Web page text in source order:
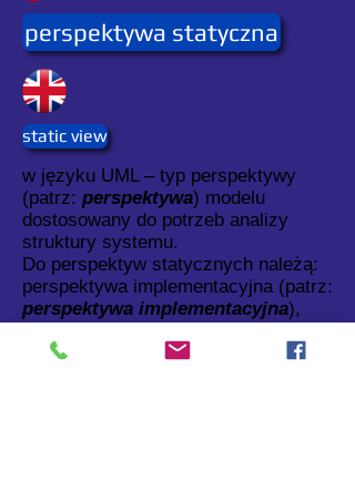
perspektywa statyczna
static view
w języku UML – typ perspektywy
(patrz: perspektywa) modelu
dostosowany do potrzeb analizy
struktury systemu.
Do perspektyw statycznych należą:
perspektywa implementacyjna (patrz:
perspektywa implementacyjna),
perspektywa projektowa